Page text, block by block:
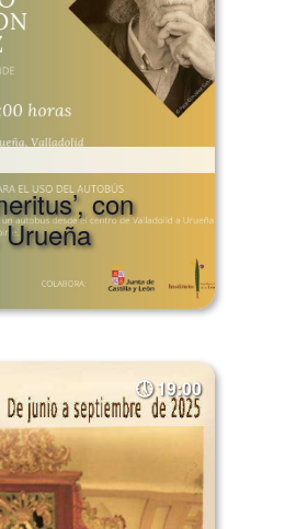
con
19:00